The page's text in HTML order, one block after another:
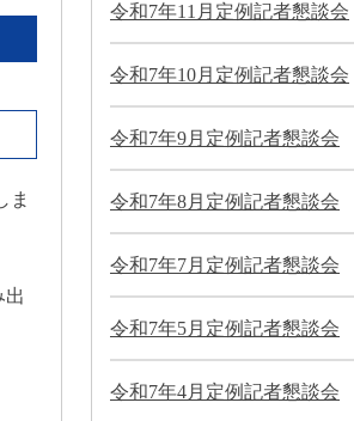
ま
出
令和7年11月定例記者懇談会
令和7年10月定例記者懇談会
令和7年9月定例記者懇談会
令和7年8月定例記者懇談会
令和7年7月定例記者懇談会
令和7年5月定例記者懇談会
令和7年4月定例記者懇談会